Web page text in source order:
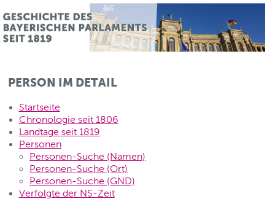
PERSON IM DETAIL
Startseite
Chronologie seit 1806
Landtage seit 1819
Personen
Personen-Suche (Namen)
Personen-Suche (Ort)
Personen-Suche (GND)
Verfolgte der NS-Zeit